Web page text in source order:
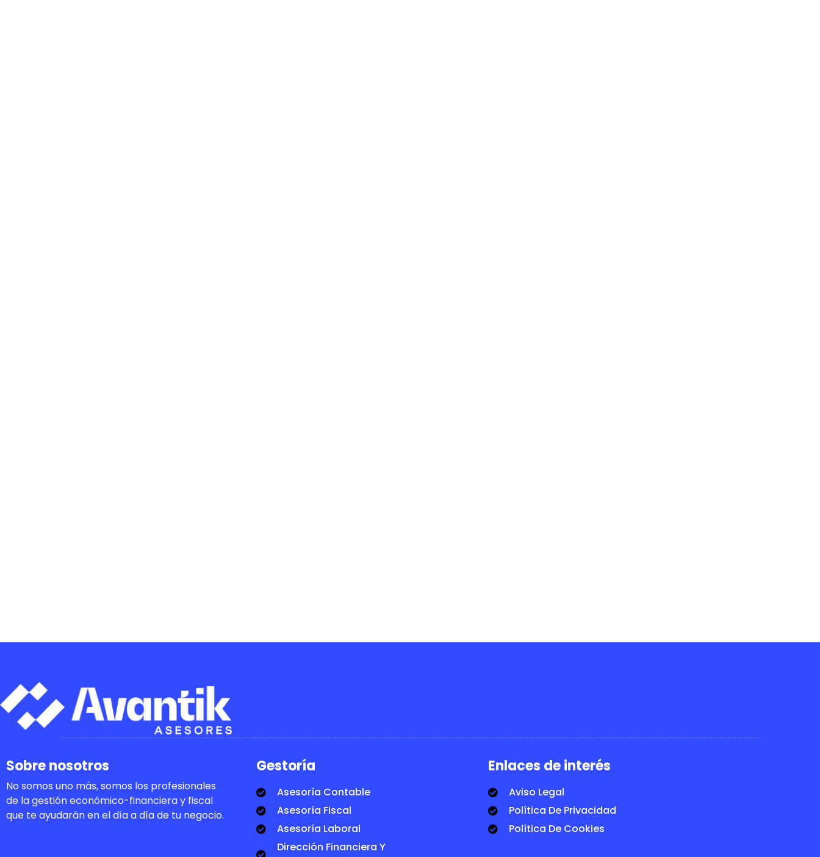
Sobre nosotros
No somos uno más, somos los profesionales
de la gestión económico-financiera y fiscal
que te ayudarán en el día a día de tu negocio.
Gestoría
Asesoría Contable
Asesoría Fiscal
Asesoría Laboral
Dirección Financiera Y
Enlaces de interés
Aviso Legal
Política De Privacidad
Política De Cookies